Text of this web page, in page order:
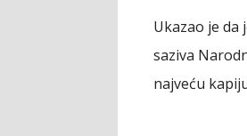
Ukazao je da
saziva
najveću